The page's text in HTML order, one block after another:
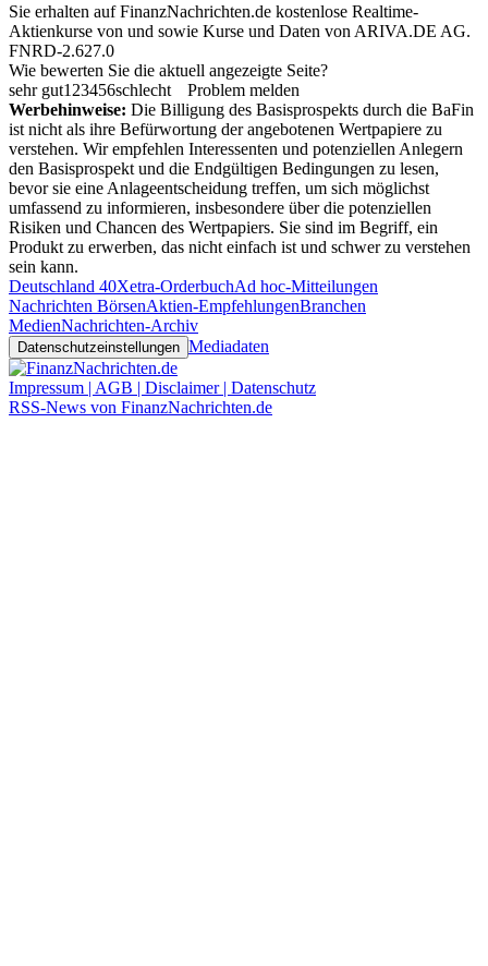
Sie erhalten auf FinanzNachrichten.de kostenlose Realtime-
Aktienkurse von und sowie Kurse und Daten von ARIVA.DE AG.
FNRD-2.627.0
Wie bewerten Sie die aktuell angezeigte Seite?
sehr gut1 23456schlecht
Problem melden
Werbehinweise: Die Billigung des Basisprospekts durch die BaFin
ist nicht als ihre Befürwortung der angebotenen Wertpapiere zu
verstehen. Wir empfehlen Interessenten und potenziellen Anlegern
den Basisprospekt und die Endgültigen Bedingungen zu lesen,
bevor sie eine Anlageentscheidung treffen, um sich möglichst
umfassend zu informieren, insbesondere über die potenziellen
Risiken und Chancen des Wertpapiers. Sie sind im Begriff, ein
Produkt zu erwerben, das nicht einfach ist und schwer zu verstehen
sein kann.
Deutschland 40Xetra-OrderbuchAd hoc-Mitteilungen
Nachrichten BörsenAktien-EmpfehlungenBranchen
MedienNachrichten-Archiv
Datenschutzeinstellungen Mediadaten
Impressum | AGB | Disclaimer | Datenschutz
RSS-News von FinanzNachrichten.de